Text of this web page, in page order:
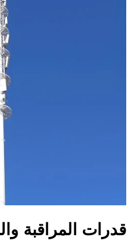
قدرات المراقبة